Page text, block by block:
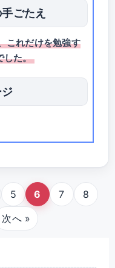
ごたえ
これだけを勉強す
した。
5 6 7
8
次へ »